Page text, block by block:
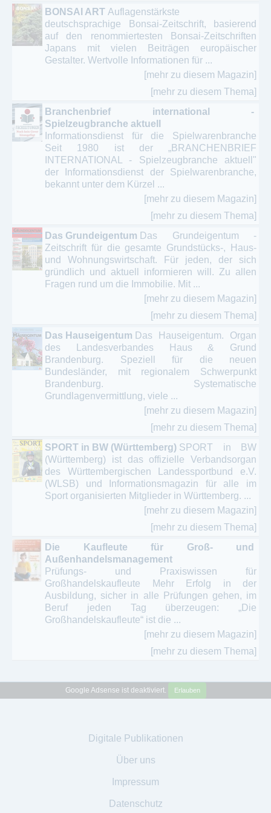
BONSAI ART Auflagenstärkste
deutschsprachige Bonsai-Zeitschrift, basierend
auf den renommiertesten Bonsai-Zeitschriften
Japans mit vielen Beiträgen europäischer
Gestalter. Wertvolle Informationen für ...
[mehr zu diesem Magazin]
[mehr zu diesem Thema]
Branchenbrief international -
Spielzeugbranche aktuell
Informationsdienst für die Spielwarenbranche
Seit 1980 ist der „BRANCHENBRIEF
INTERNATIONAL - Spielzeugbranche aktuell"
der Informationsdienst der Spielwarenbranche,
bekannt unter dem Kürzel ...
[mehr zu diesem Magazin]
[mehr zu diesem Thema]
Das Grundeigentum Das Grundeigentum -
Zeitschrift für die gesamte Grundstücks-, Haus-
und Wohnungswirtschaft. Für jeden, der sich
gründlich und aktuell informieren will. Zu allen
Fragen rund um die Immobilie. Mit ...
[mehr zu diesem Magazin]
[mehr zu diesem Thema]
Das Hauseigentum Das Hauseigentum. Organ
des Landesverbandes Haus & Grund
Brandenburg. Speziell für die neuen
Bundesländer, mit regionalem Schwerpunkt
Brandenburg. Systematische
Grundlagenvermittlung, viele ...
[mehr zu diesem Magazin]
[mehr zu diesem Thema]
SPORT in BW (Württemberg) SPORT in BW
(Württemberg) ist das offizielle Verbandsorgan
des Württembergischen Landessportbund e.V.
(WLSB) und Informationsmagazin für alle im
Sport organisierten Mitglieder in Württemberg. ...
[mehr zu diesem Magazin]
[mehr zu diesem Thema]
Die Kaufleute für Groß- und
Außenhandelsmanagement
Prüfungs- und Praxiswissen für
Großhandelskaufleute Mehr Erfolg in der
Ausbildung, sicher in alle Prüfungen gehen, im
Beruf jeden Tag überzeugen: „Die
Großhandelskaufleute“ ist die ...
[mehr zu diesem Magazin]
[mehr zu diesem Thema]
Google Adsense ist deaktiviert. Erlauben
Digitale Publikationen
Über uns
Impressum
Datenschutz